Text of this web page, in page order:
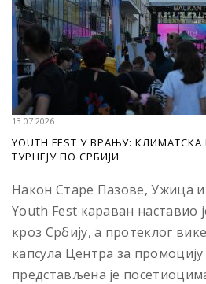
13.07.2026
YOUTH FEST У ВРАЊУ:
ТУРНЕЈУ ПО СРБИЈИ
Након Старе Пазове, Ужица
Youth Fest караван наставио
кроз Србију, а протеклог
капсула Центра за промоцију
представљена је